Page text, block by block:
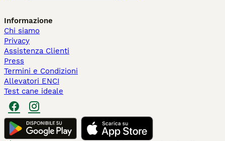
Informazione
Chi siamo
Privacy
Assistenza Clienti
Press
Termini e Condizioni
Allevatori ENCI
Test cane ideale